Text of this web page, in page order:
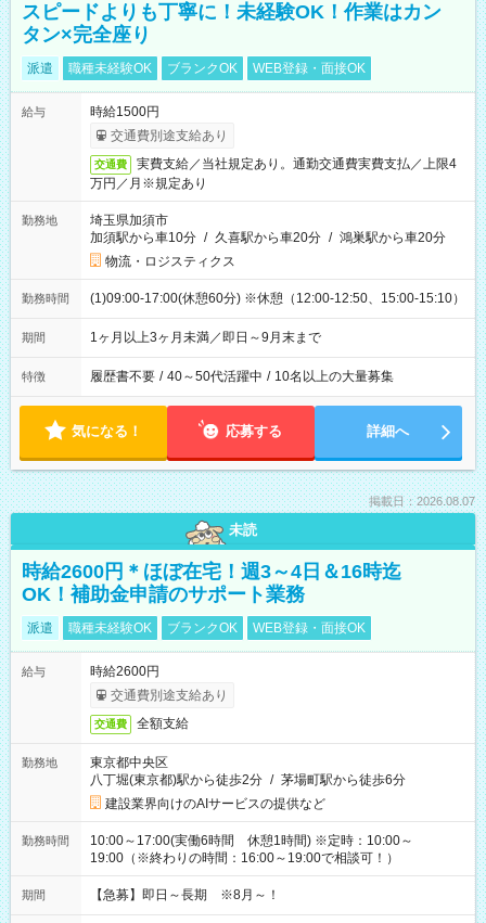
スピードよりも丁寧に！未経験OK！作業はカン
タン×完全座り
派遣 職種未経験OK ブランクOK WEB登録・面接OK
給与
時給1500円
交通費別途支給あり
交通費
実費支給／当社規定あり。通勤交通費実費支払／上限4
万円／月※規定あり
勤務地
埼玉県加須市
加須駅から車10分 / 久喜駅から車20分 / 鴻巣駅から車20分
物流・ロジスティクス
勤務時間 (1)09:00-17:00(休憩60分) ※休憩（12:00-12:50、15:00-15:10）
期間 1ヶ月以上3ヶ月未満／即日～9月末まで
特徴 履歴書不要 / 40～50代活躍中 / 10名以上の大量募集
気になる！ 応募する 詳細へ
掲載日：2026.08.07
未読
時給2600円＊ほぼ在宅！週3～4日＆16時迄
OK！補助金申請のサポート業務
派遣 職種未経験OK ブランクOK WEB登録・面接OK
給与
時給2600円
交通費別途支給あり
交通費 全額支給
勤務地
東京都中央区
八丁堀(東京都)駅から徒歩2分 / 茅場町駅から徒歩6分
建設業界向けのAIサービスの提供など
勤務時間
10:00～17:00(実働6時間 休憩1時間) ※定時：10:00～
19:00（※終わりの時間：16:00～19:00で相談可！）
期間 【急募】即日～長期 ※8月～！